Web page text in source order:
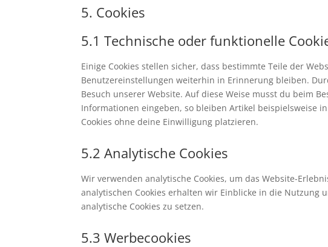
5. Cookies
5.1 Technische oder funktionelle
Einige Cookies stellen sicher, dass bestimmte Teile der
Benutzereinstellungen weiterhin in Erinnerung bleiben.
Besuch unserer Website. Auf diese Weise musst du beim
Informationen eingeben, so bleiben Artikel beispielsweise
Cookies ohne deine Einwilligung platzieren.
5.2 Analytische Cookies
Wir verwenden analytische Cookies, um das Website-
analytischen Cookies erhalten wir Einblicke in die Nutzung
analytische Cookies zu setzen.
5.3 Werbecookies